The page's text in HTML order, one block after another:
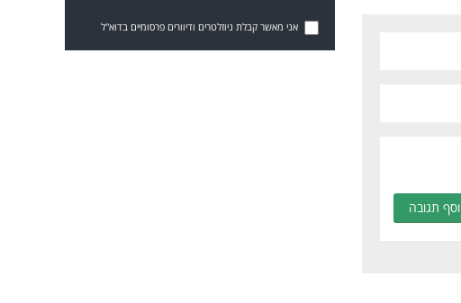
תגובה
אני מאשר קבלת ניוזלטרים ודיוורים פרסומיים בדוא"ל